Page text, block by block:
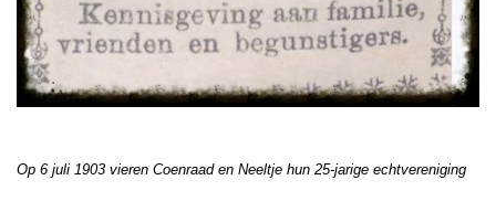
Op 6 juli 1903 vieren Coenraad en Neeltje hun 25-jarige echtvereniging